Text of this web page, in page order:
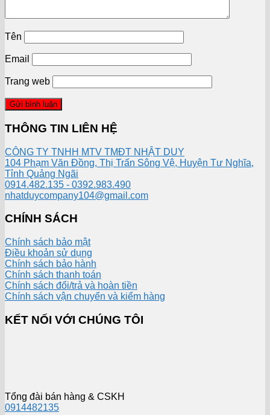
Tên
Email
Trang web
THÔNG TIN LIÊN HỆ
CÔNG TY TNHH MTV TMĐT NHẬT DUY
104 Phạm Văn Đồng, Thị Trấn Sông Vệ, Huyện Tư Nghĩa,
Tỉnh Quảng Ngãi
0914.482.135 - 0392.983.490
nhatduycompany104@gmail.com
CHÍNH SÁCH
Chính sách bảo mật
Điều khoản sử dụng
Chính sách bảo hành
Chính sách thanh toán
Chính sách đổi/trả và hoàn tiền
Chính sách vận chuyển và kiểm hàng
KẾT NỐI VỚI CHÚNG TÔI
Tổng đài bán hàng & CSKH
0914482135